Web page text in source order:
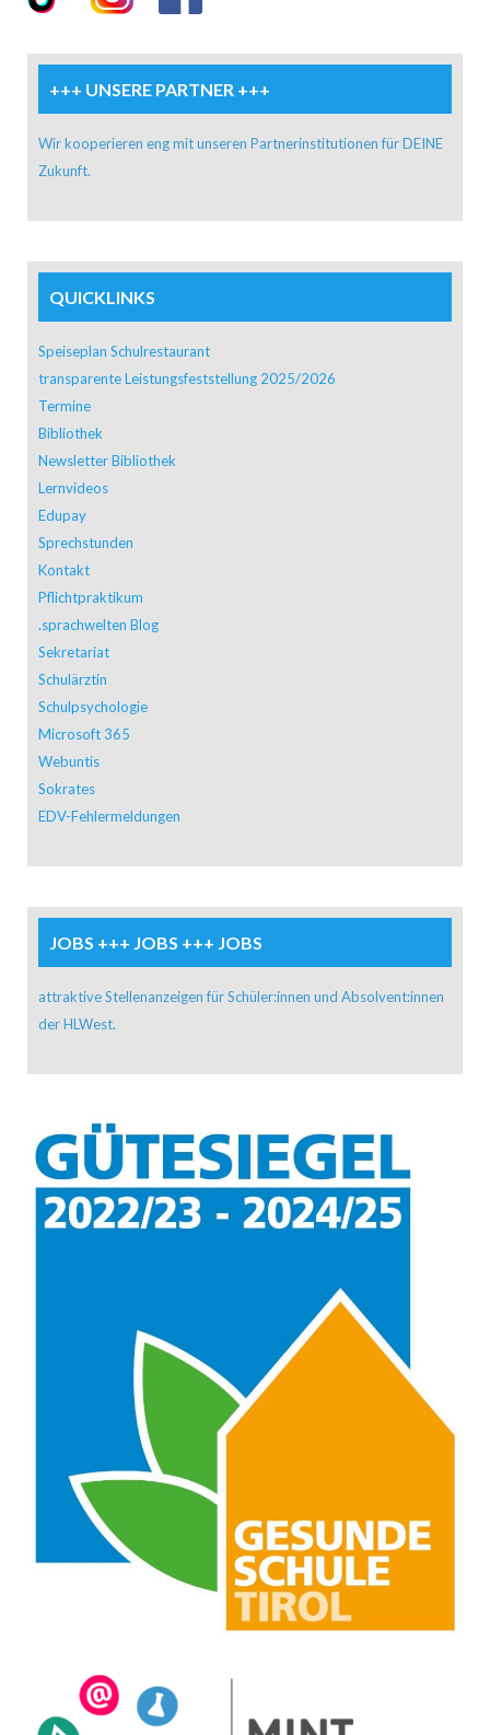
+++ UNSERE PARTNER +++
Wir kooperieren eng mit unseren Partnerinstitutionen für DEINE
Zukunft.
QUICKLINKS
Speiseplan Schulrestaurant
transparente Leistungsfeststellung 2025/2026
Termine
Bibliothek
Newsletter Bibliothek
Lernvideos
Edupay
Sprechstunden
Kontakt
Pflichtpraktikum
.sprachwelten Blog
Sekretariat
Schulärztin
Schulpsychologie
Microsoft 365
Webuntis
Sokrates
EDV-Fehlermeldungen
JOBS +++ JOBS +++ JOBS
attraktive Stellenanzeigen für Schüler:innen und Absolvent:innen
der HLWest.